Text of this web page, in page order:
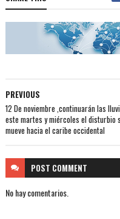
PREVIOUS
12 De noviembre ,continuarán las
este martes y miércoles el disturbio
mueve hacia el caribe occidental
POST COMMENT
No hay comentarios.